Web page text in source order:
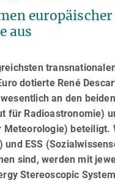
aus
dotierte René
an den
für Radioastronomie)
beteiligt.
ESS
sind, werden mit
Stereoscopic